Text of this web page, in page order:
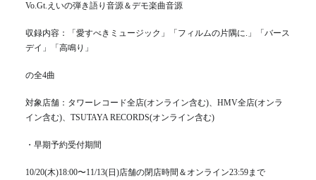
Vo.Gt.えいの弾き語り音源＆デモ楽曲音源
収録内容：「愛すべきミュージック」「フィルムの片隅に.」「バース
デイ」「高鳴り」
の全4曲
対象店舗：タワーレコード全店(オンライン含む)、HMV全店(オンラ
イン含む)、TSUTAYA RECORDS(オンライン含む)
・早期予約受付期間
10/20(木)18:00〜11/13(日)店舗の閉店時間＆オンライン23:59まで